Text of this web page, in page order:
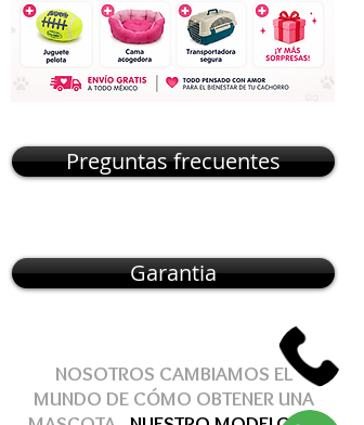
Preguntas frecuentes
Garantia
NOSOTROS CAMBIAMOS EL
MUNDO DE CÓMO OBTENERUNA